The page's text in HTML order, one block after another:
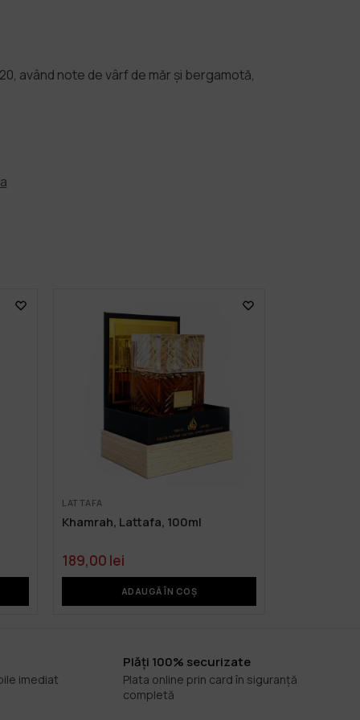
având note de vârf de măr și bergamotă,
LATTAFA
Khamrah, Lattafa, 100ml
189,00 lei
ADAUGĂ ÎN COȘ
imediat
Plăți 100% securizate
Plata online prin card în siguranță
completă